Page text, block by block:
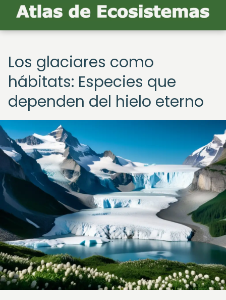
Los glaciares como
hábitats: Especies que
dependen del hielo eterno